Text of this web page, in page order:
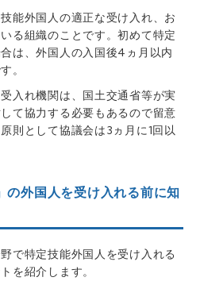
能外国人の適正な受け入れ、お
る組織のことです。初めて特定
は、外国人の入国後4ヵ月以内
。
入れ機関は、国土交通省等が実
て協力する必要もあるので留意
則として協議会は3ヵ月に1回以
の外国人を受け入れる前に知
で特定技能外国人を受け入れる
を紹介します。